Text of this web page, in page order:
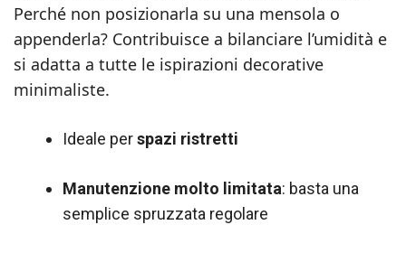
Perché non posizionarla su una mensola o
appenderla? Contribuisce a bilanciare l’umidità e
si adatta a tutte le ispirazioni decorative
minimaliste.
Ideale perspazi ristretti
Manutenzione molto limitata: basta una
semplice spruzzata regolare